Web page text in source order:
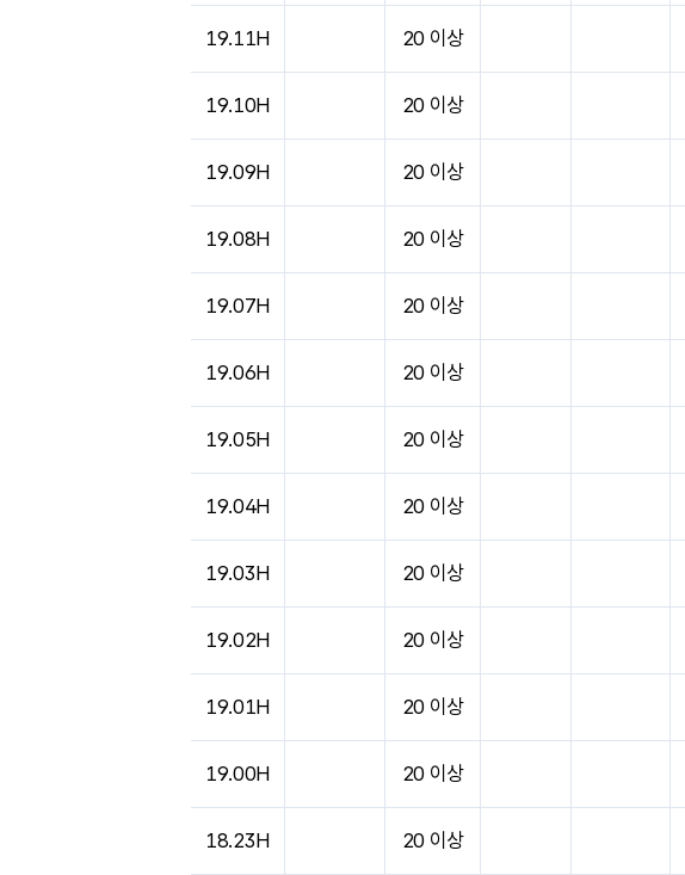
19.11H 20 이상
19.10H 20 이상
19.09H 20 이상
19.08H 20 이상
19.07H 20 이상
19.06H 20 이상
19.05H 20 이상
19.04H 20 이상
19.03H 20 이상
19.02H 20 이상
19.01H 20 이상
19.00H 20 이상
18.23H 20 이상